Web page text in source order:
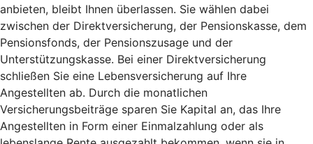
anbieten, bleibt Ihnen überlassen. Sie wählen dabei
zwischen der Direktversicherung, der Pensionskasse, dem
Pensionsfonds, der Pensionszusage und der
Unterstützungskasse. Bei einer Direktversicherung
schließen Sie eine Lebensversicherung auf Ihre
Angestellten ab. Durch die monatlichen
Versicherungsbeiträge sparen Sie Kapital an, das Ihre
Angestellten in Form einer Einmalzahlung oder als